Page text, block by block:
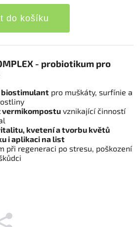
do košíku
- probiotikum pro
pro muškáty, surfínie a
vermikompostu vznikající činností
kvetení a tvorbu květů
i aplikaci na list
při regeneraci po stresu, poškození